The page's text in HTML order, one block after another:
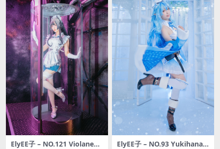
ElyEE子 – NO.121 Violane青
ElyEE子 – NO.93 Yukihana L